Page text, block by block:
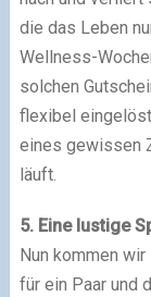
die das Leben
Wellness-
solchen
flexibel
eines gewissen
läuft.
5. Eine lustige
Nun kommen
für ein Paar und